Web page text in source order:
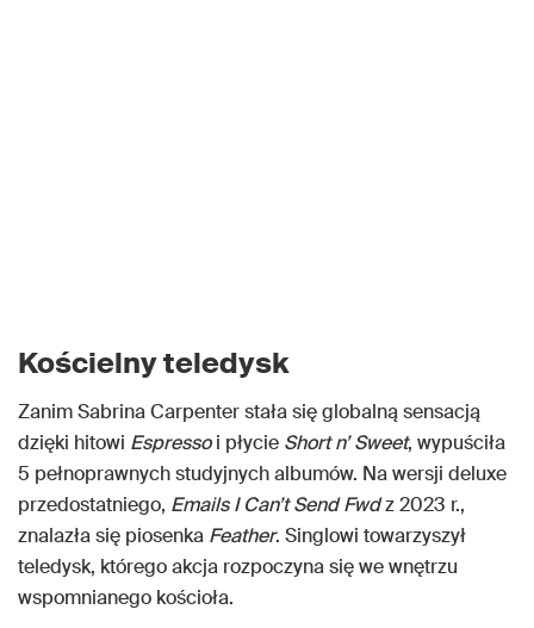
Kościelny teledysk
Zanim Sabrina Carpenter stała się globalną sensacją
dzięki hitowi Espressoi płycie Short n’ Sweet, wypuściła
5 pełnoprawnych studyjnych albumów. Na wersji deluxe
przedostatniego, Emails I Can’t Send Fwdz 2023 r.,
znalazła się piosenka Feather. Singlowi towarzyszył
teledysk, którego akcja rozpoczyna się we wnętrzu
wspomnianego kościoła.